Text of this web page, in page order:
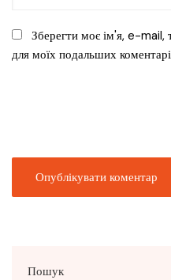
Зберегти моє ім'я, e-mail,
для моїх подальших
Пошук